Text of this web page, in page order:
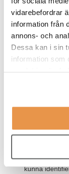
vidarebefordrar
information från
annons- och
Dessa kan i sin
information som
nivåer i en
skrift, på både
För att lyckas i din
tror vi att du har:
Kännedom /
Kännedom /
kunna